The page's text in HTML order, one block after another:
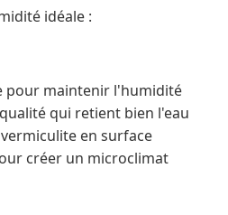
idéale :
pour maintenir l'humidité
qui retient bien l'eau
en surface
créer un microclimat